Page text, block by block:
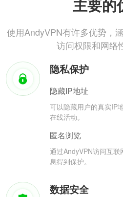
主要的
使用AndyVPN有许多优势，
访问权限和网络
隐私保护
隐藏IP地址
可以隐藏用户的真实IP
在线活动。
匿名浏览
通过AndyVPN访问互
息得到保护。
数据安全